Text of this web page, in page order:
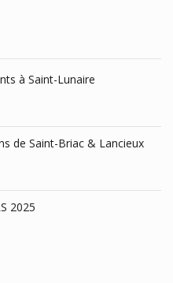
à Saint-Lunaire
de Saint-Briac & Lancieux
2025